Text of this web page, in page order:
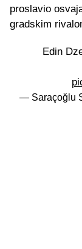
proslavio
gradskim
Edin
— Saraçoğlu